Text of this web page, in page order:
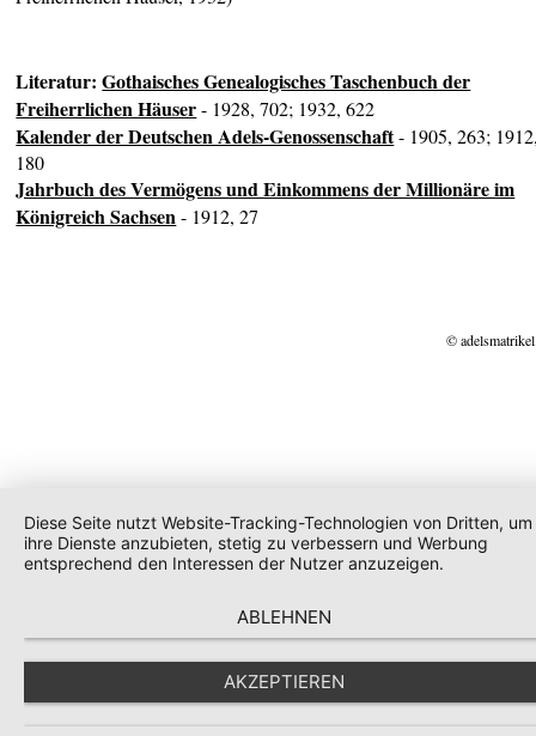
Literatur:Gothaisches Genealogisches Taschenbuch der
Freiherrlichen Häuser- 1928, 702; 1932, 622
Kalender der Deutschen Adels-Genossenschaft- 1905, 263;
180
Jahrbuch des Vermögens und Einkommens der Millionäre im
Königreich Sachsen - 1912, 27
©
Diese Seite nutzt Website-Tracking-Technologien von Dritten, um
ihre Dienste anzubieten, stetig zu verbessern und Werbung
entsprechend den Interessen der Nutzer anzuzeigen.
ABLEHNEN
AKZEPTIEREN